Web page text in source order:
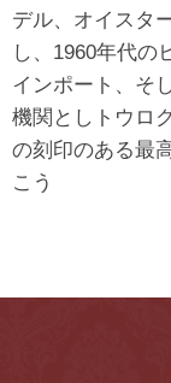
デル、オイスタ
し、1960年代の
インポート、そ
機関としトウロ
の刻印のある最
こう